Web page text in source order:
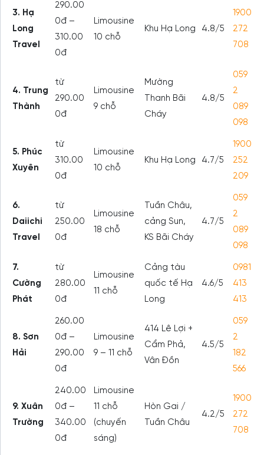
3. Hạ
Long
Travel
290.00
0đ –
310.00
0đ
Limousine
10 chỗ
Khu Hạ Long 4.8/5
1900
272
708
4. Trung
Thành
từ
290.00
0đ
Limousine
9 chỗ
Mường
Thanh Bãi
Cháy
4.8/5
059
2
089
098
5. Phúc
Xuyên
từ
310.00
0đ
Limousine
10 chỗ
Khu Hạ Long 4.7/5
1900
252
209
6.
Daiichi
Travel
từ
250.00
0đ
Limousine
18 chỗ
Tuần Châu,
cảng Sun,
KS Bãi Cháy
4.7/5
059
2
089
098
7.
Cường
Phát
từ
280.00
0đ
Limousine
11 chỗ
Cảng tàu
quốc tế Hạ
Long
4.6/5
0981
413
413
8. Sơn
Hải
260.00
0đ –
290.00
0đ
Limousine
9 – 11 chỗ
414 Lê Lợi +
Cẩm Phả,
Vân Đồn
4.5/5
059
2
182
566
9. Xuân
Trường
240.00
0đ –
340.00
0đ
Limousine
11 chỗ
(chuyến
sáng)
Hòn Gai /
Tuần Châu
4.2/5
1900
272
708